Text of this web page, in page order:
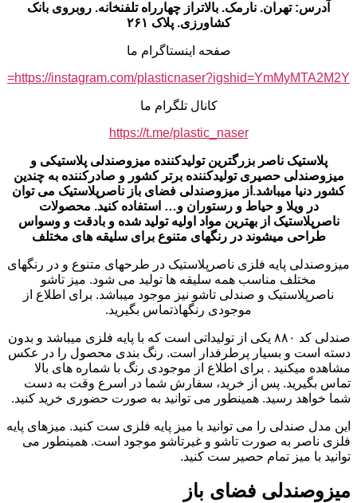
آدرس: تهران. نارمک. بالاتراز چهارراه تلفنخانه. روبروی بانک
کشاورزی. پلاک ۲۶۱
صفحه اینستاگرام ما
https://instagram.com/plasticnaser?igshid=YmMyMTA2M2Y=
کانال تلگرام ما
https://t.me/plastic_naser
پلاستیک ناصر بزرگترین تولیدکننده میزوصندلی پلاستیکی و
میزوصندلی حصیری تولیدکننده برتر کشور و صادرکننده به چندین
کشور دنیا میباشد.از میزوصندلی فضای باز ناصرپلاستیک می توان
در ویلا و حیاط و رستوران و… استفاده کنید. محصولات
ناصرپلاستیک از بهترین مواد اولیه تولید شده و بادقت و وسواس
طراحی میشوند در رنگهای متنوع برای سلیقه های مختلف
میزوصندلی پایه فلزی ناصرپلاستیک در طرحهای متنوع و در رنگهای
مختلف مناسب همه سلیقه ها تولید می شود. میز تاشو
ناصرپلاستیک و صندلی تاشو نیز موجود میباشد. برای اطلاع از
موجودی رنگهاذتماس بگیرید.
صندلی کد ۸۸۰ یکی از تولیداتی است که با پایه فلزی میباشد و بدون
دسته است و بسیار پرطرفدار است. رنگ بندی محصول را در عکس
مشاهده میکنید . برای اطلاع از موجودی رنگ با شماره های بالا
تماس بگیرید. پس از خرید، سفارش شما در اسرع وقت به دست
شما خواهد رسید. همینطور می توانید به صورت حضوری خرید کنید.
این مدل صندلی را می توانید با میز پایه فلزی ست کنید. میزهای پایه
فلزی ناصر به صورت تاشو و غیرتاشو موجود است. همینطور می
توانید با میز تمام حصیر ست کنید.
میزوصندلی فضای باز